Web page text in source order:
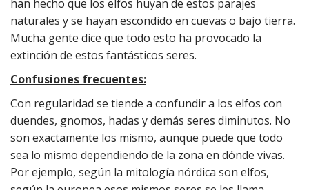
han hecho que los elfos huyan de estos parajes
naturales y se hayan escondido en cuevas o bajo tierra.
Mucha gente dice que todo esto ha provocado la
extinción de estos fantásticos seres.
Confusiones frecuentes:
Con regularidad se tiende a confundir a los elfos con
duendes, gnomos, hadas y demás seres diminutos. No
son exactamente los mismo, aunque puede que todo
sea lo mismo dependiendo de la zona en dónde vivas.
Por ejemplo, según la mitología nórdica son elfos,